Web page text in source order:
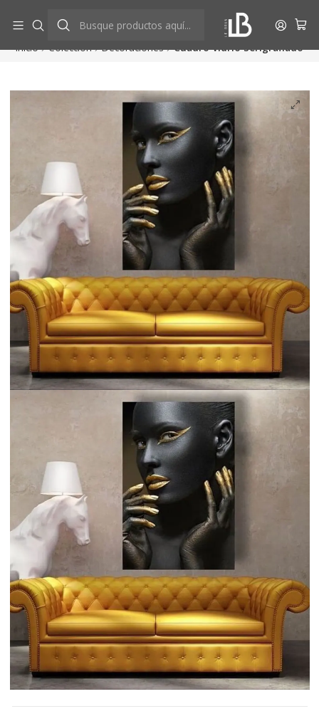
Ver más
Inicio Colección Decoraciones Cuadro Vidrio Serigrafiado